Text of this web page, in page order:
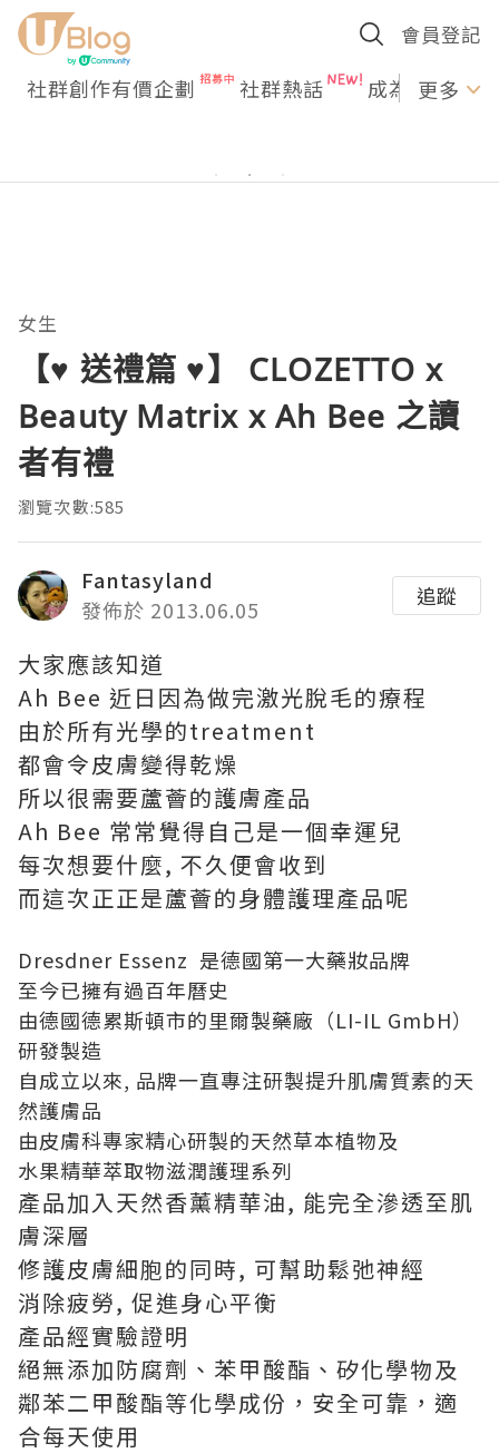
會員登記
社群創作有價企劃 社群熱話 成為U更多
女生
【♥ 送禮篇 ♥】 CLOZETTO x
Beauty Matrix x Ah Bee 之讀
者有禮
瀏覽次數:585
Fantasyland
發佈於 2013.06.05
追蹤
大家應該知道
Ah Bee 近日因為做完激光脫毛的療程
由於所有光學的treatment
都會令皮膚變得乾燥
所以很需要蘆薈的護膚產品
Ah Bee 常常覺得自己是一個幸運兒
每次想要什麼, 不久便會收到
而這次正正是蘆薈的身體護理產品呢
Dresdner Essenz 是德國第一大藥妝品牌
至今已擁有過百年曆史
由德國德累斯頓市的里爾製藥廠（LI-IL GmbH）
研發製造
自成立以來, 品牌一直專注研製提升肌膚質素的天
然護膚品
由皮膚科專家精心研製的天然草本植物及
水果精華萃取物滋潤護理系列
產品加入天然香薰精華油, 能完全滲透至肌
膚深層
修護皮膚細胞的同時, 可幫助鬆弛神經
消除疲勞, 促進身心平衡
產品經實驗證明
絕無添加防腐劑、苯甲酸酯、矽化學物及
鄰苯二甲酸酯等化學成份，安全可靠，適
合每天使用